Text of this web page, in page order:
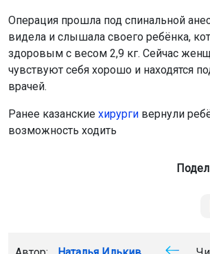
Операция прошла под спинальной
видела и слышала своего ребёнка,
здоровым с весом 2,9 кг. Сейчас
чувствуют себя хорошо и находятся
врачей.
Ранее казанские хирурги вернули
возможность ходить